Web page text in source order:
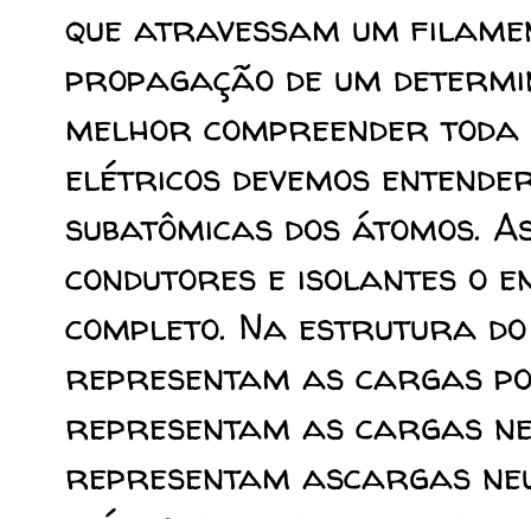
que atravessam um
propagação de um
melhor compreender
elétricos devemos
subatômicas dos átomos.
condutores e isolantes o
completo. Na estrutura
representam as cargas
representam as cargas
representam ascargas